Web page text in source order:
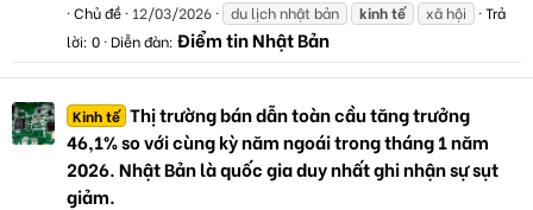
Chủ đề 12/03/2026 du lịch nhật bản kinhtế xã hội
Trả
lời: 0 Diễn đàn: Điểm tin Nhật Bản
Kinh tế Thị trường bán dẫn toàn cầu tăng trưởng
46,1% so với cùng kỳ năm ngoái trong tháng 1 năm
2026. Nhật Bản là quốc gia duy nhất ghi nhận sự sụt
giảm.